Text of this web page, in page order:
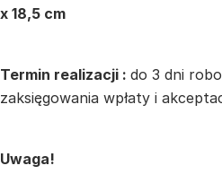
x 18,5 cm
Termin realizacji : do 3 dni
zaksięgowania wpłaty i
Uwaga!